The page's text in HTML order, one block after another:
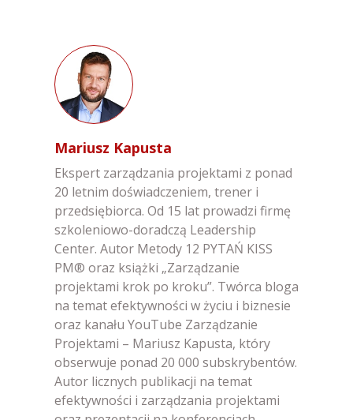
Mariusz Kapusta
Ekspert zarządzania projektami z ponad
20 letnim doświadczeniem, trener i
przedsiębiorca. Od 15 lat prowadzi firmę
szkoleniowo-doradczą Leadership
Center. Autor Metody 12 PYTAŃ KISS
PM® oraz książki „Zarządzanie
projektami krok po kroku”. Twórca bloga
na temat efektywności w życiu i biznesie
oraz kanału YouTube Zarządzanie
Projektami – Mariusz Kapusta, który
obserwuje ponad 20 000 subskrybentów.
Autor licznych publikacji na temat
efektywności i zarządzania projektami